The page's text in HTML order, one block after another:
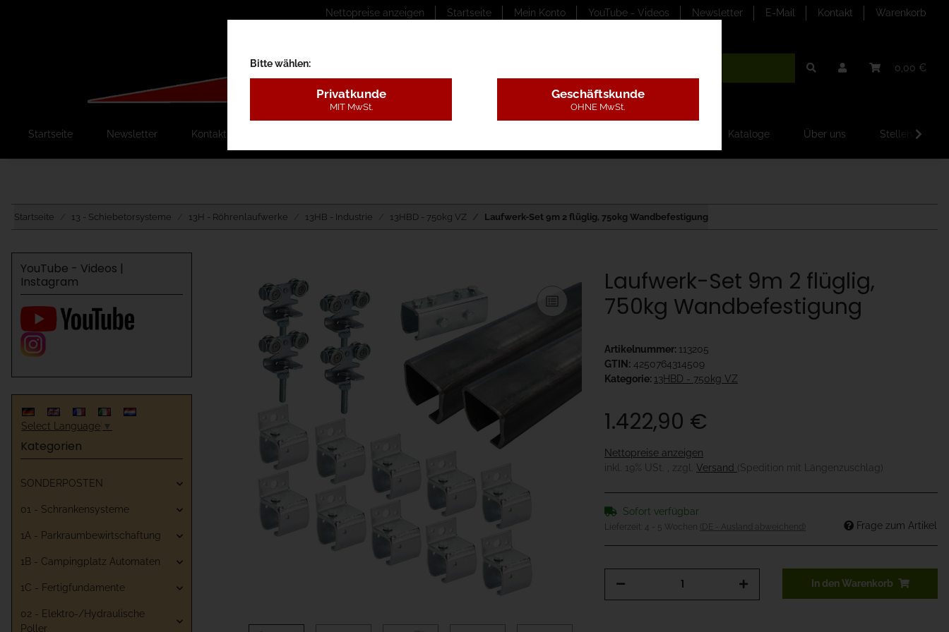
Nettopreise anzeigen Startseite Mein Konto YouTube - Videos Newsletter E-Mail Kontakt Warenkorb
0,00 €
Startseite Newsletter Kontakt Kataloge Über uns
Startseite 13 - Schiebetorsysteme 13H - Röhrenlaufwerke 13HB - Industrie 13HBD - 750kg VZ Laufwerk-Set 9m 2 flüglig, 750kg Wandbefestigung
Laufwerk-Set 9m 2 flüglig,
750kg Wandbefestigung
Artikelnummer: 113205
GTIN: 4250764314509
Kategorie: 13HBD - 750kg VZ
1.422,90 €
Nettopreise anzeigen
inkl. 19% USt. , zzgl. Versand (Spedition mit Längenzuschlag)
Sofort verfügbar
Lieferzeit: 4 - 5 Wochen (DE - Ausland abweichend) Frage zum Artikel
In den Warenkorb
YouTube - Videos |
Instagram
Select Language ▼
Kategorien
SONDERPOSTEN
01 - Schrankensysteme
1A - Parkraumbewirtschaftung
1B - Campingplatz Automaten
1C - Fertigfundamente
02 - Elektro-/Hydraulische
Poller
Bitte wählen:
Privatkunde
MIT MwSt.
Geschäftskunde
OHNE MwSt.